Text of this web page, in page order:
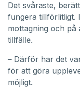
Det svåraste,
fungera tillförlitligt.
mottagning och på
tillfälle.
– Därför har det
för att göra
möjligt.